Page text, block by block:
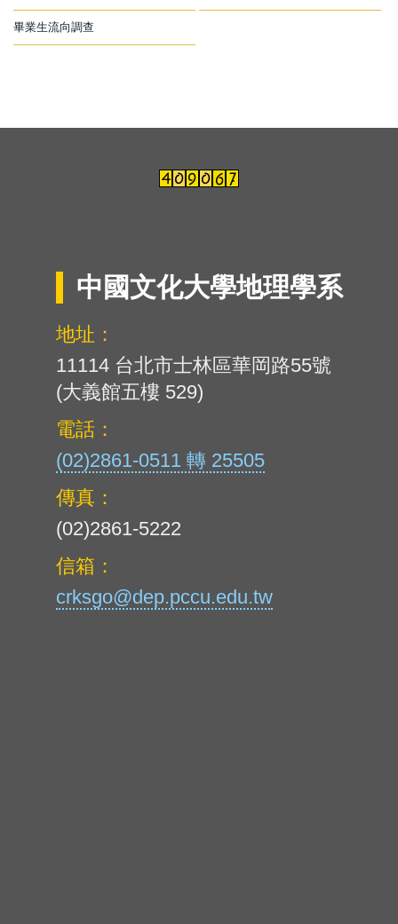
畢業生流向調查
中國文化大學地理學系
地址：
11114 台北市士林區華岡路55號
(大義館五樓 529)
電話：
(02)2861-0511 轉 25505
傳真：
(02)2861-5222
信箱：
crksgo@dep.pccu.edu.tw